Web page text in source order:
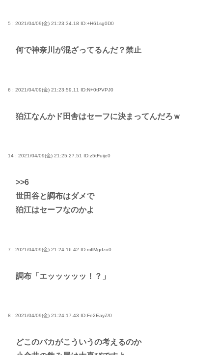
5 : 2021/04/09(金) 21:23:34.18 ID:+H61sg0D0
何で神奈川が混ざってるんだ？禁止
6 : 2021/04/09(金) 21:23:59.11 ID:N+0tPVPJ0
狛江なんかド田舎はセーフに決まってんだろｗ
14 : 2021/04/09(金) 21:25:27.51 ID:z5tFuije0
>>6
世田谷と調布はダメで
狛江はセーフなのかよ
7 : 2021/04/09(金) 21:24:16.42 ID:mIlMgdzo0
調布「エッッッッッ！？」
8 : 2021/04/09(金) 21:24:17.43 ID:Fe2EayZ/0
どこのバカがこういうの考えるのか